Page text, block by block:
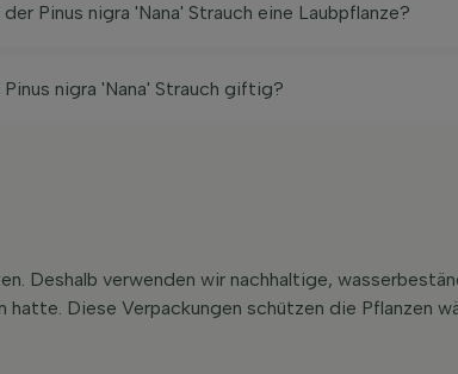
der Pinus nigra 'Nana' Strauch eine Laubpflanze?
Pinus nigra 'Nana' Strauch giftig?
Deshalb verwenden wir nachhaltige,
Diese Verpackungen schützen die Pflanzen